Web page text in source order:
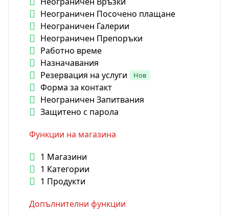
Неограничен Посочено плащане
Неограничен Галерии
Неограничен Препоръки
Работно време
Назначавания
Резервация на услуги
Нов
Форма за контакт
Неограничен Запитвания
Защитено с парола
Функции на магазина
1 Магазини
1 Категории
1 Продукти
Допълнителни функции